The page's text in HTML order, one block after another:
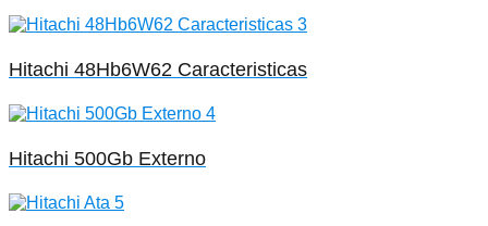
Hitachi 48Hb6W62 Caracteristicas
Hitachi 500Gb Externo